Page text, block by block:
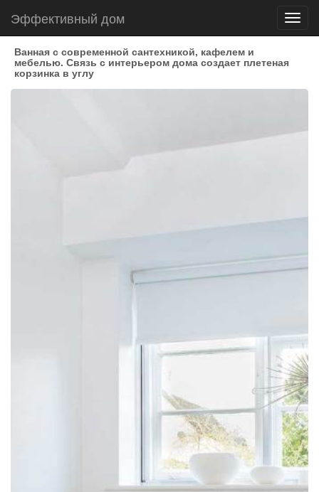
Эффективный дом
Ванная с современной сантехникой, кафелем и
мебелью. Связь с интерьером дома создает плетеная
корзинка в углу